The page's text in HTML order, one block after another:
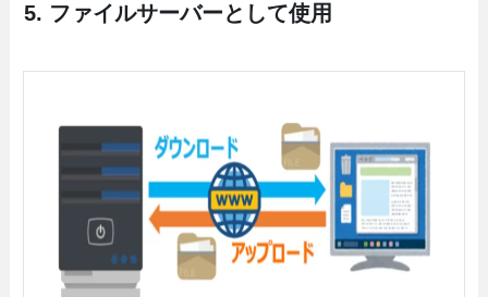
5. ファイルサーバーとして使用